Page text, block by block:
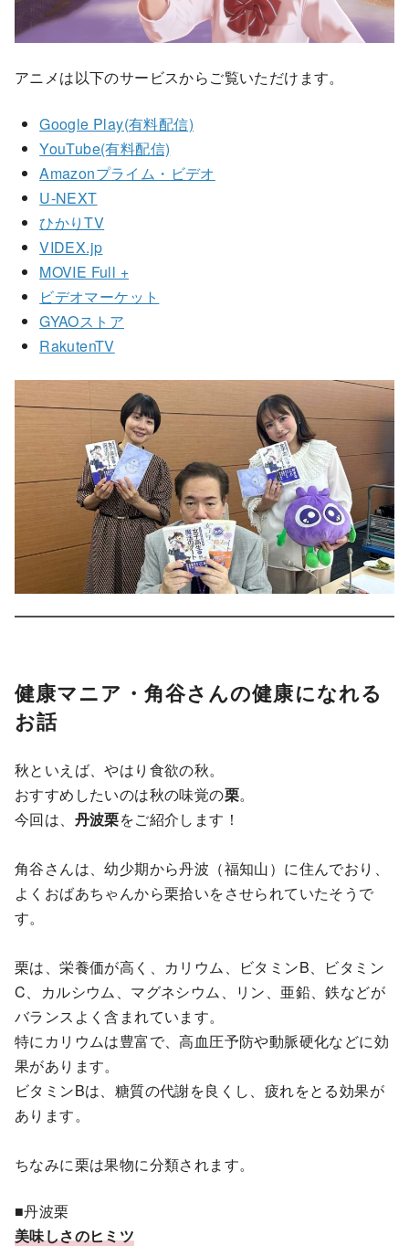
アニメは以下のサービスからご覧いただけます。
Google Play(有料配信)
YouTube(有料配信)
Amazonプライム・ビデオ
U-NEXT
ひかりTV
VIDEX.jp
MOVIE Full +
ビデオマーケット
GYAOストア
RakutenTV
健康マニア・角谷さんの健康になれる
お話
秋といえば、やはり食欲の秋。
おすすめしたいのは秋の味覚の栗。
今回は、 丹波栗をご紹介します！
角谷さんは、幼少期から丹波（福知山）に住んでおり、
よくおばあちゃんから栗拾いをさせられていたそうで
す。
栗は、栄養価が高く、カリウム、ビタミンB、ビタミン
C、カルシウム、マグネシウム、リン、亜鉛、鉄などが
バランスよく含まれています。
特にカリウムは豊富で、高血圧予防や動脈硬化などに効
果があります。
ビタミンBは、糖質の代謝を良くし、疲れをとる効果が
あります。
ちなみに栗は果物に分類されます。
■丹波栗
美味しさのヒミツ